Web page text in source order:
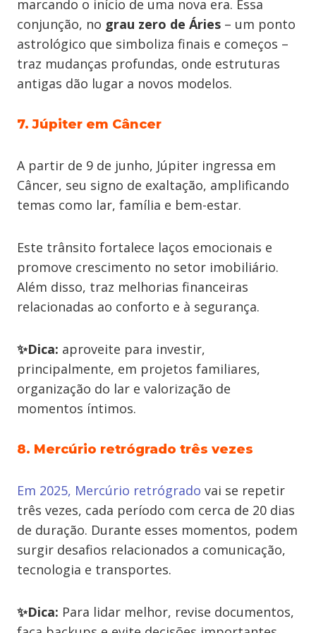
marcando o início de uma nova era. Essa
conjunção, no grau zero de Áries – um ponto
astrológico que simboliza finais e começos –
traz mudanças profundas, onde estruturas
antigas dão lugar a novos modelos.
7. Júpiter em Câncer
A partir de 9 de junho, Júpiter ingressa em
Câncer, seu signo de exaltação, amplificando
temas como lar, família e bem-estar.
Este trânsito fortalece laços emocionais e
promove crescimento no setor imobiliário.
Além disso, traz melhorias financeiras
relacionadas ao conforto e à segurança.
✨Dica: aproveite para investir,
principalmente, em projetos familiares,
organização do lar e valorização de
momentos íntimos.
8. Mercúrio retrógrado três vezes
Em 2025, Mercúrio retrógrado vai se repetir
três vezes, cada período com cerca de 20 dias
de duração. Durante esses momentos, podem
surgir desafios relacionados a comunicação,
tecnologia e transportes.
✨Dica: Para lidar melhor, revise documentos,